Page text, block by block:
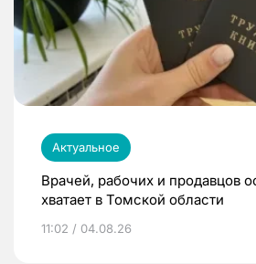
Актуальное
Врачей, рабочих и продавцов
хватает в Томской области
11:02 / 04.08.26